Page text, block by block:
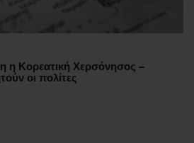
η Κορεατική Χερσόνησος –
οι πολίτες